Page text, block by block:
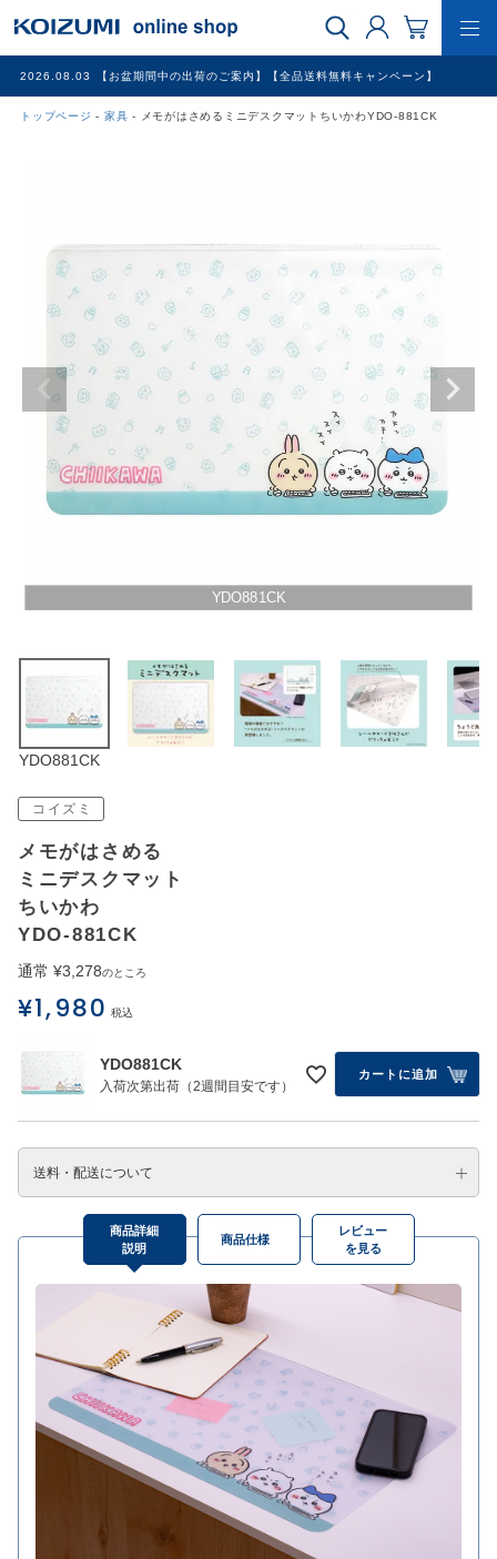
2026.08.03 【お盆期間中の出荷のご案内】【全品送料無料キャンペーン】
トップページ 家具 メモがはさめるミニデスクマットちいかわYDO-881CK
冷暖房家電
家具
その他
ブログ
ログイン
YDO881CK
YDO881CK
コイズミ
メモがはさめる
ミニデスクマット
ちいかわ
YDO-881CK
通常 ¥3,278のところ
¥1,980 税込
YDO881CK
入荷次第出荷（2週間目安です）
カートに追加
送料・配送について
商品詳細
説明
商品仕様
レビュー
を見る